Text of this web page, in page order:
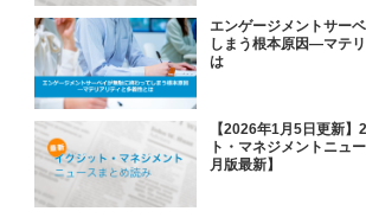
エンゲージメントサー
しまう根本原因―マテ
は
【2026年1月5日更新
ト・マネジメントニュ
月版最新】